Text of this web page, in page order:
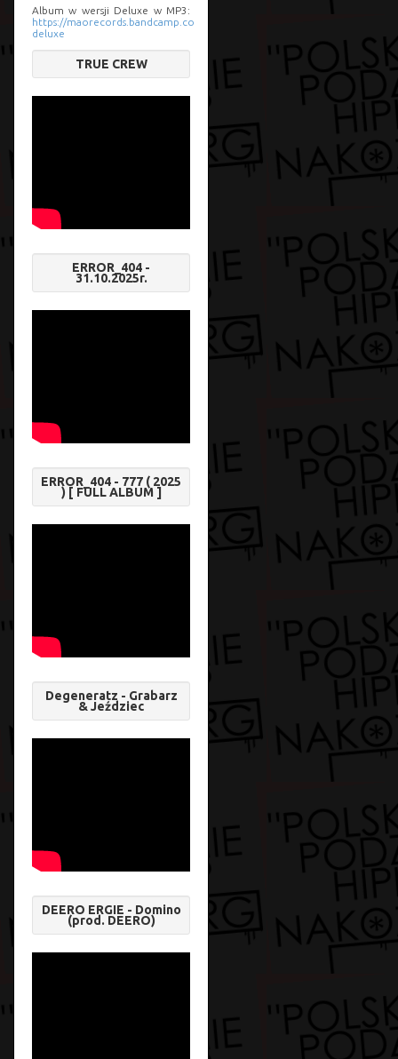
Album w wersji Deluxe w MP3:
https://maorecords.bandcamp.com/album/nobotoja-
deluxe
TRUE CREW
ERROR_404 -
31.10.2025r.
ERROR_404 - 777 ( 2025
) [ FULL ALBUM ]
Degeneratz - Grabarz
& Jeździec
DEERO ERGIE - Domino
(prod. DEERO)